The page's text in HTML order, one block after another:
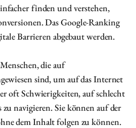
finden und verstehen,
Das Google-Ranking
Barrieren abgebaut werden.
die auf
sind, um auf das Internet
oft Schwierigkeiten, auf schlecht
navigieren. Sie können auf der
dem Inhalt folgen zu können.